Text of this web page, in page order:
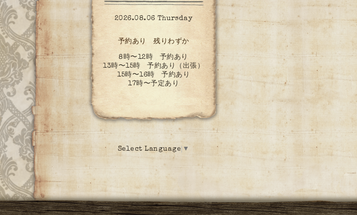
2026.08.06 Thursday
予約あり 残りわずか
8時〜12時 予約あり
13時〜15時 予約あり（出張）
15時〜16時 予約あり
17時〜予定あり
Select Language ▼